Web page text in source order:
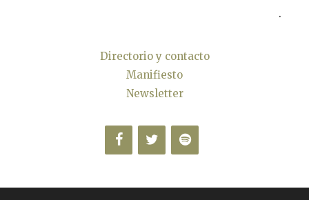
.
Directorio y contacto
Manifiesto
Newsletter